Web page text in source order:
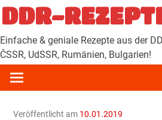
Zum
Inhalt
springen
DDR-
Einfache & geniale Rezepte aus der
ČSSR, UdSSR, Rumänien, Bulgarien!
Veröffentlicht am 10.01.2019